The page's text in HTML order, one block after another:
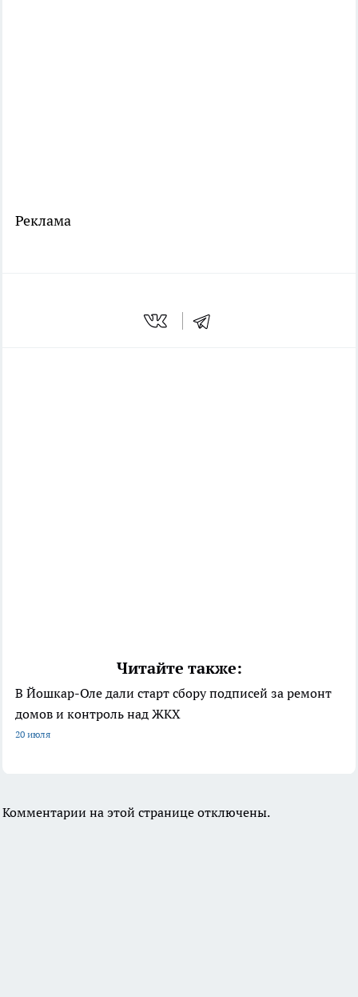
Реклама
Читайте также:
В Йошкар-Оле дали старт сбору подписей за ремонт
домов и контроль над ЖКХ
20 июля
Комментарии на этой странице отключены.